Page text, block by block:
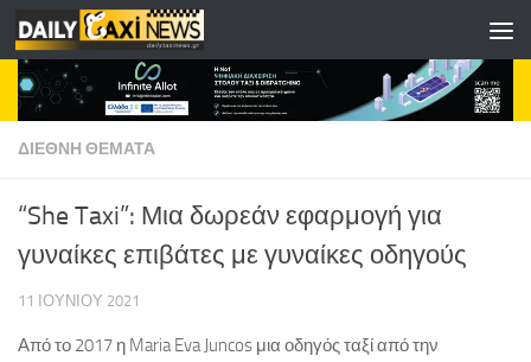
Skip to content
ΔΙΕΘΝΗ ΘΕΜΑΤΑ
“She Taxi”: Μια δωρεάν εφαρμογή για
γυναίκες επιβάτες με γυναίκες οδηγούς
11 ΙΟΥΝΊΟΥ 2021
Από το 2017 η Maria Eva Juncos μια οδηγός ταξί από την